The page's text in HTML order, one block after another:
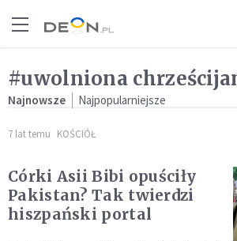
#uwolniona
Najnowsze Najpopularniejsze
7 lat temu KOŚCIÓŁ
Córki Asii Bibi opuściły
Pakistan? Tak twierdzi
hiszpański portal